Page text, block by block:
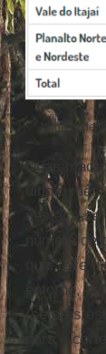
* Número de
Duas
último
destaca-se
número de
qual teve
entorno,
(setores
para o